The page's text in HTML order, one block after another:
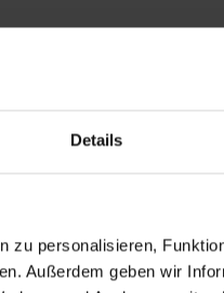
Details
zu personalisieren,
Außerdem geben wir
für